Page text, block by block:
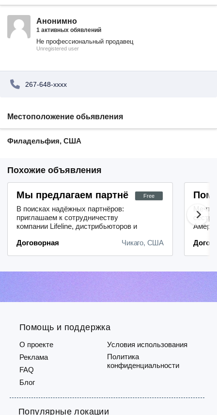
Анонимно
1 активных обявлений
Не профессиональный продавец
Unregistered user
267-648-xxxx
Местоположение обьявления
Филадельфия, США
Похожие объявления
Free
Договорная Чикаго, США
Мы предлагаем партнёрам
В поисках надёжных партнёров:
приглашаем к сотрудничеству
компании Lifeline, дистрибьюторов и
начала работы: благодаря нашему
включиться в
платежи —...
(RN,
Популярные локации
Помощь и поддержка
О проекте
Реклама
FAQ
Блог
Условия использования
Политика
конфиденциальности